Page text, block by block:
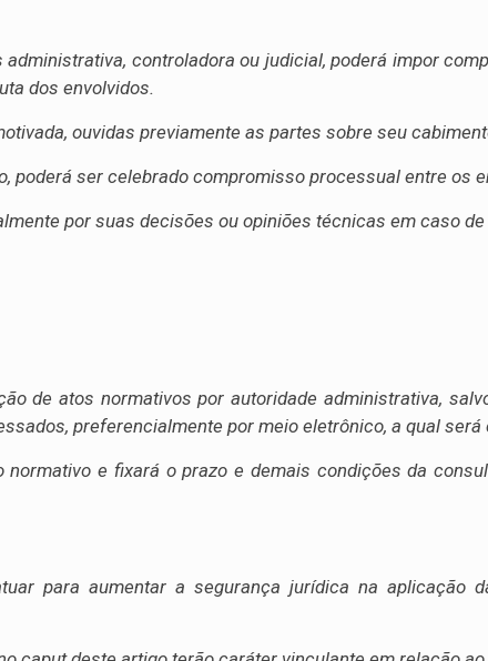
controladora ou judicial, poderá impor
dos envolvidos.
ouvidas previamente as partes sobre seu
poderá ser celebrado compromisso processual entre os
por suas decisões ou opiniões técnicas em caso
de atos normativos por autoridade administrativa,
preferencialmente por meio eletrônico, a qual será
e fixará o prazo e demais condições da
para aumentar a segurança jurídica na aplicação